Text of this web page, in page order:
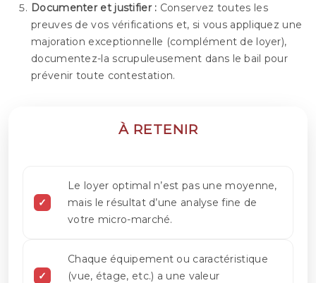
Documenter et justifier : Conservez toutes les
preuves de vos vérifications et, si vous appliquez une
majoration exceptionnelle (complément de loyer),
documentez-la scrupuleusement dans le bail pour
prévenir toute contestation.
À RETENIR
Le loyer optimal n’est pas une moyenne,
mais le résultat d’une analyse fine de
votre micro-marché.
Chaque équipement ou caractéristique
(vue, étage, etc.) a une valeur